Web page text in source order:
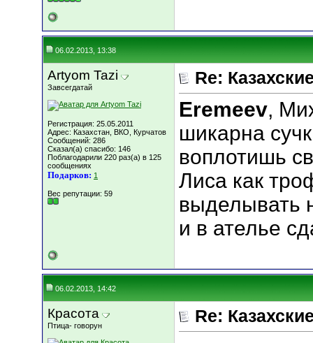
06.02.2013, 13:38
Artyom Tazi
Завсегдатай
Регистрация: 25.05.2011
Адрес: Казахстан, ВКО, Курчатов
Сообщений: 286
Сказал(а) спасибо: 146
Поблагодарили 220 раз(а) в 125
сообщениях
Подарков: 1
Вес репутации: 59
Re:
Eremeev,
шикарна
воплотишь
Лиса как
выделывать
и в ателье
06.02.2013, 14:42
Красота
Птица- говорун Re: